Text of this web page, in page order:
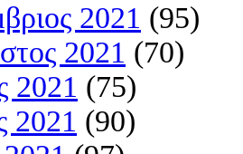
2021 (95)
2021 (70)
2021 (75)
2021 (90)